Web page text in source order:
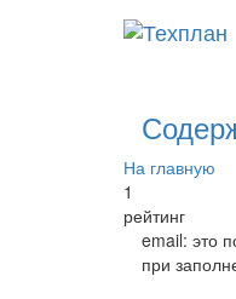
На главную
1
рейтинг
email: это
при